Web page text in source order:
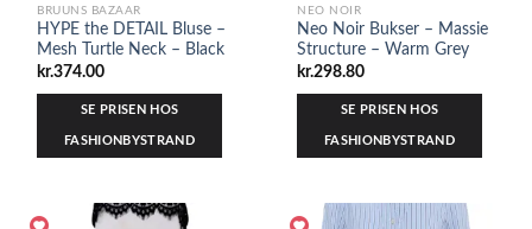
BRUUNS BAZAAR
HYPE the DETAIL Bluse –
Mesh Turtle Neck – Black
kr.374.00
SE PRISEN HOS
FASHIONBYSTRAND
NEO NOIR
Neo Noir Bukser – Massie
Structure – Warm Grey
kr.298.80
SE PRISEN HOS
FASHIONBYSTRAND